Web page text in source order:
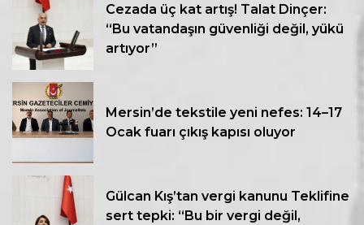
Cezada üç kat artış! Talat Dinçer:
“Bu vatandaşın güvenliği değil, yükü
artıyor”
Mersin’de tekstile yeni nefes: 14–17
Ocak fuarı çıkış kapısı oluyor
Gülcan Kış’tan vergi kanunu Teklifine
sert tepki: “Bu bir vergi değil,